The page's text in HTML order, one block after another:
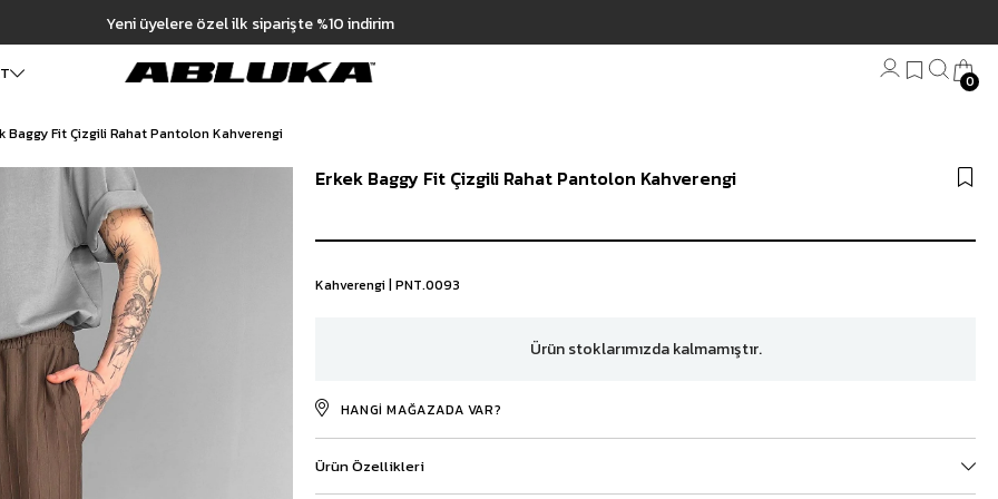
Pantolon
Baggy Pantolon
Kumaş Pantolon
Pileli Pantolon
Keten Pantolon
Jean
Baggy Jean
Boyfriend Jean
Slim Fit Jean
Distressed Jean
Ceket
İÇ GİYİM
Plaj Havlu
0
Baggy Fit Çizgili Rahat Pantolon Kahverengi
Erkek Baggy Fit Çizgili Rahat Pantolon Kahverengi
Kahverengi | PNT.0093
Ürün stoklarımızda kalmamıştır.
HANGI MAĞAZADA VAR?
Ürün Özellikleri